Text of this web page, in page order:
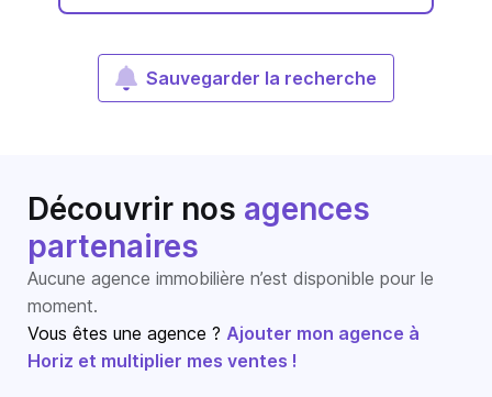
Sauvegarder la recherche
Découvrir nos agences
partenaires
Aucune agence immobilière n’est disponible pour le
moment.
Vous êtes une agence ? Ajouter mon agence à
Horiz et multiplier mes ventes !